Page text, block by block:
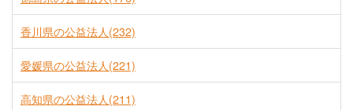
香川県の公益法人(232)
愛媛県の公益法人(221)
高知県の公益法人(211)